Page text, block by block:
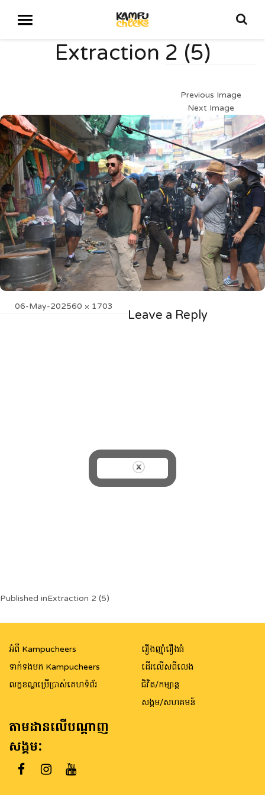
Extraction 2 (5)
Previous Image
Next Image
Posted
06-May-20Full
2560 × 1703
Leave a Reply
Post
navigation
Published inExtraction 2 (5)
អំពី Kampucheers
ទាក់ទងមក Kampucheers
លក្ខខណ្ឌប្រើប្រាស់គេហទំព័រ
រឿងញ៉ាំរឿងធំ
ដើរលើសពីលេង
ជិវិត/កម្សាន្ត
សង្គម/សហគមន៍
តាមដានលើបណ្តាញ
សង្គម: